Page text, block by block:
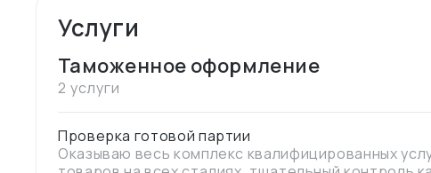
Услуги
Таможенное оформление
2 услуги
Проверка готовой партии
Оказываю весь комплекс квалифицированных